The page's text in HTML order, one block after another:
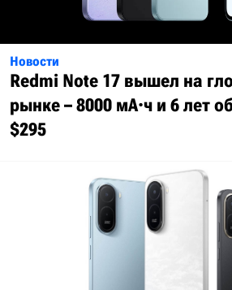
Новости
Redmi Note 17 вышел на
рынке – 8000 мА·ч и 6 лет
$295